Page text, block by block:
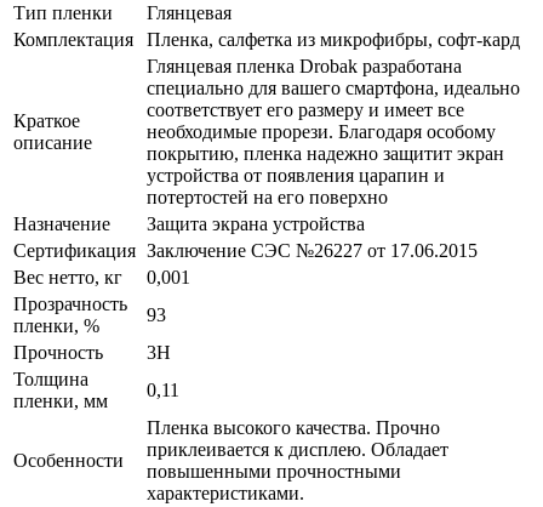
Тип пленки
Глянцевая
Комплектация
Пленка, салфетка из микрофибры, софт-кард
Краткое
описание
Глянцевая пленка Drobak разработана
специально для вашего смартфона, идеально
соответствует его размеру и имеет все
необходимые прорези. Благодаря особому
покрытию, пленка надежно защитит экран
устройства от появления царапин и
потертостей на его поверхно
Назначение
Защита экрана устройства
Сертификация Заключение СЭС №26227 от 17.06.2015
Вес нетто, кг
0,001
Прозрачность
пленки, %
93
Прочность
3H
Толщина
пленки, мм
0,11
Особенности
Пленка высокого качества. Прочно
приклеивается к дисплею. Обладает
повышенными прочностными
характеристиками.